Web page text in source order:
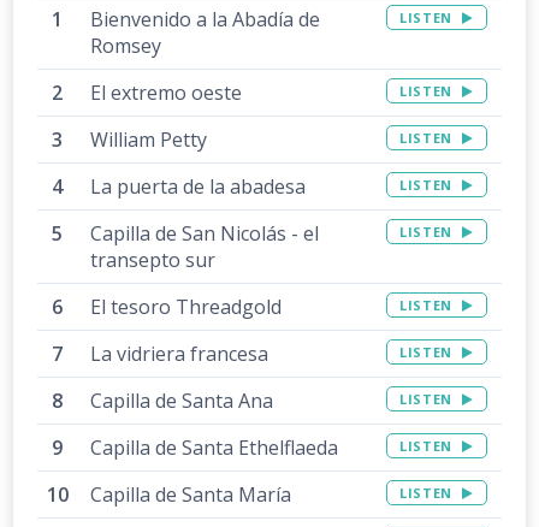
Bienvenido a la Abadía de
Romsey
LISTEN
El extremo oeste LISTEN
William Petty LISTEN
La puerta de la abadesa LISTEN
Capilla de San Nicolás - el
transepto sur
LISTEN
El tesoro Threadgold LISTEN
La vidriera francesa LISTEN
Capilla de Santa Ana LISTEN
Capilla de Santa Ethelflaeda LISTEN
Capilla de Santa María LISTEN